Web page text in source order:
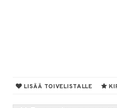
LISÄÄ TOIVELISTALLE